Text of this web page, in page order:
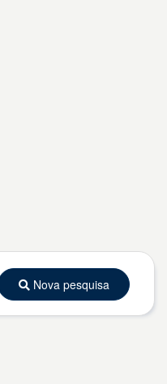
Nova pesquisa